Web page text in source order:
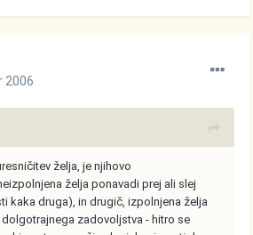
2006
želja, je njihovo
želja ponavadi prej ali slej
kaka druga), in drugič, izpolnjena želja
zadovoljstva - hitro se